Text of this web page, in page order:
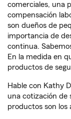
comerciales, una
compensación
son dueños de
importancia de
continua.
En la medida en
productos de
Hable con Kathy
una cotización de
productos son los